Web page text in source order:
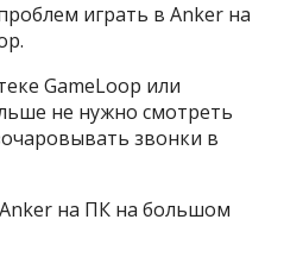
играть в Anker на
GameLoop или
не нужно смотреть
звонки в
на ПК на большом